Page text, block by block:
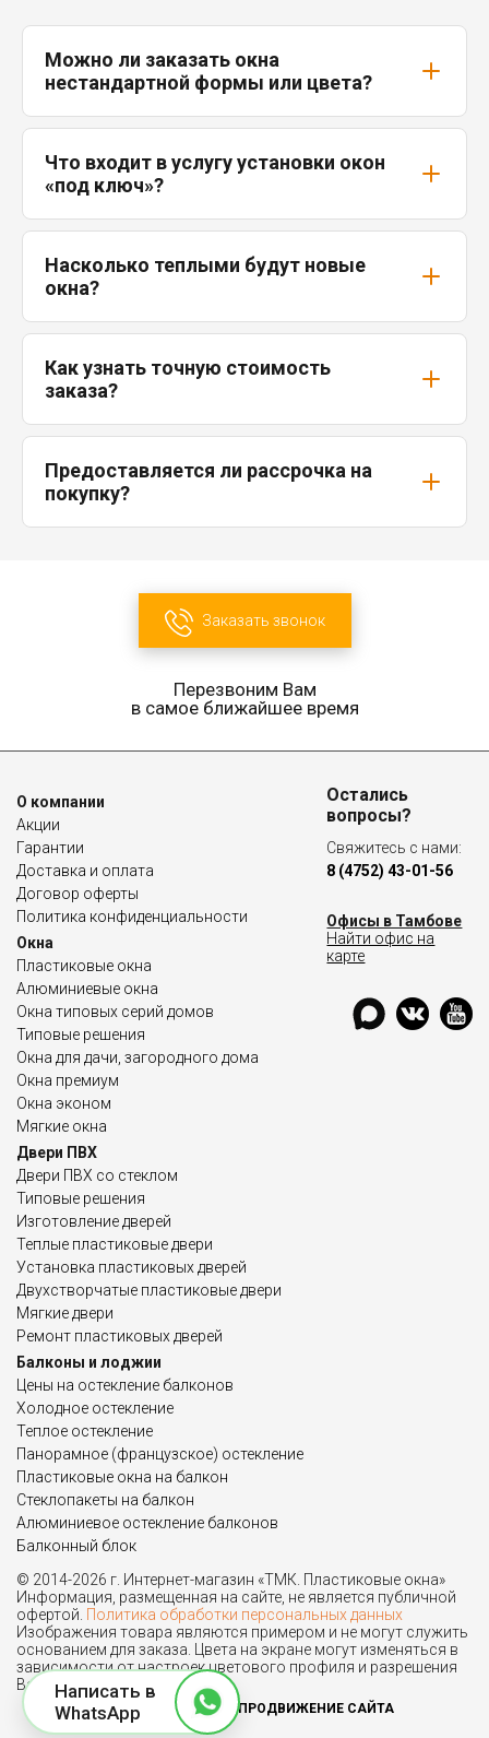
Можно ли заказать окна
нестандартной формы или цвета?
Что входит в услугу установки окон
«под ключ»?
Насколько теплыми будут новые
окна?
Как узнать точную стоимость
заказа?
Предоставляется ли рассрочка на
покупку?
Заказать звонок
Перезвоним Вам
в самое ближайшее время
О компании
Акции
Гарантии
Доставка и оплата
Договор оферты
Политика конфиденциальности
Окна
Пластиковые окна
Алюминиевые окна
Окна типовых серий домов
Типовые решения
Окна для дачи, загородного дома
Окна премиум
Окна эконом
Мягкие окна
Двери ПВХ
Двери ПВХ со стеклом
Типовые решения
Изготовление дверей
Теплые пластиковые двери
Установка пластиковых дверей
Двухстворчатые пластиковые двери
Мягкие двери
Ремонт пластиковых дверей
Балконы и лоджии
Цены на остекление балконов
Холодное остекление
Теплое остекление
Панорамное (французское) остекление
Пластиковые окна на балкон
Стеклопакеты на балкон
Алюминиевое остекление балконов
Балконный блок
Остались
вопросы?
Свяжитесь с нами:
8 (4752) 43-01-56
Офисы в Тамбове
Найти офис на
карте
© 2014-2026 г. Интернет-магазин «ТМК. Пластиковые окна»
Информация, размещенная на сайте, не является публичной
офертой. Политика обработки персональных данных
Изображения товара являются примером и не могут служить
основанием для заказа. Цвета на экране могут изменяться в
зависимости от настроек цветового профиля и разрешения
Вашего монитора.
ПРОДВИЖЕНИЕ САЙТА
Написать в
WhatsApp